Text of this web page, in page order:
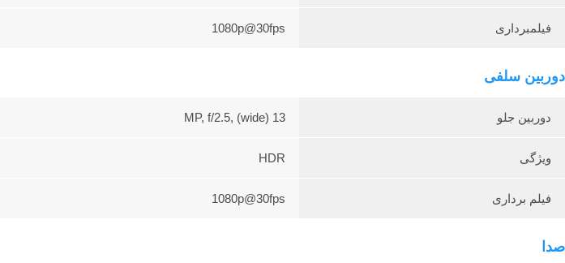
فیلمبرداری 1080p@30fps
دوربین سلفی
دوربین جلو 13 MP, f/2.5, (wide)
ویژگی HDR
فیلم برداری 1080p@30fps
صدا